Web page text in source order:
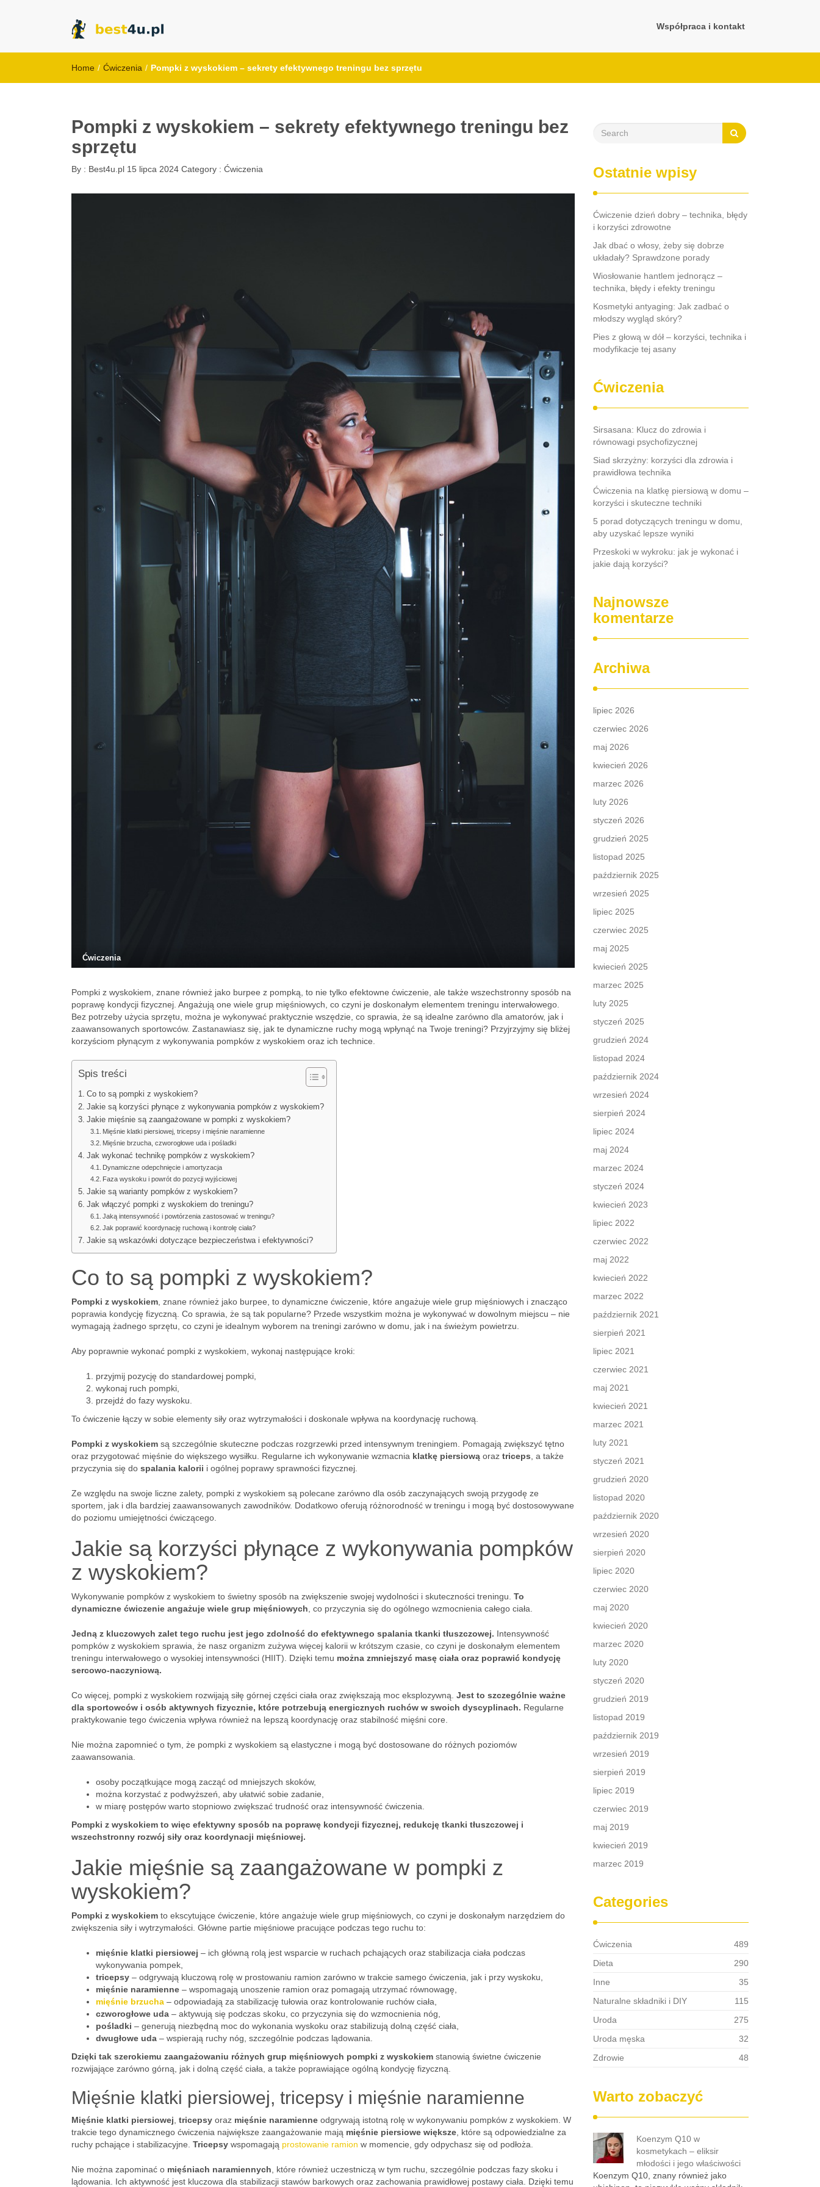
Współpraca i kontakt
Home / Ćwiczenia / Pompki z wyskokiem – sekrety efektywnego treningu bez sprzętu
Pompki z wyskokiem – sekrety efektywnego treningu bez
sprzętu
By : Best4u.pl 15 lipca 2024 Category : Ćwiczenia
Ćwiczenia
Pompki z wyskokiem, znane również jako burpee z pompką, to nie tylko efektowne ćwiczenie, ale także wszechstronny sposób na
poprawę kondycji fizycznej. Angażują one wiele grup mięśniowych, co czyni je doskonałym elementem treningu interwałowego.
Bez potrzeby użycia sprzętu, można je wykonywać praktycznie wszędzie, co sprawia, że są idealne zarówno dla amatorów, jak i
zaawansowanych sportowców. Zastanawiasz się, jak te dynamiczne ruchy mogą wpłynąć na Twoje treningi? Przyjrzyjmy się bliżej
korzyściom płynącym z wykonywania pompków z wyskokiem oraz ich technice.
Spis treści
Co to są pompki z wyskokiem?
Jakie są korzyści płynące z wykonywania pompków z wyskokiem?
Jakie mięśnie są zaangażowane w pompki z wyskokiem?
Mięśnie klatki piersiowej, tricepsy i mięśnie naramienne
Mięśnie brzucha, czworogłowe uda i pośladki
Jak wykonać technikę pompków z wyskokiem?
Dynamiczne odepchnięcie i amortyzacja
Faza wyskoku i powrót do pozycji wyjściowej
Jakie są warianty pompków z wyskokiem?
Jak włączyć pompki z wyskokiem do treningu?
Jaką intensywność i powtórzenia zastosować w treningu?
Jak poprawić koordynację ruchową i kontrolę ciała?
Jakie są wskazówki dotyczące bezpieczeństwa i efektywności?
Co to są pompki z wyskokiem?
Pompki z wyskokiem , znane również jako burpee, to dynamiczne ćwiczenie, które angażuje wiele grup mięśniowych i znacząco
poprawia kondycję fizyczną. Co sprawia, że są tak popularne? Przede wszystkim można je wykonywać w dowolnym miejscu – nie
wymagają żadnego sprzętu, co czyni je idealnym wyborem na treningi zarówno w domu, jak i na świeżym powietrzu.
Aby poprawnie wykonać pompki z wyskokiem, wykonaj następujące kroki:
przyjmij pozycję do standardowej pompki,
wykonaj ruch pompki,
przejdź do fazy wyskoku.
To ćwiczenie łączy w sobie elementy siły oraz wytrzymałości i doskonale wpływa na koordynację ruchową.
Pompki z wyskokiem są szczególnie skuteczne podczas rozgrzewki przed intensywnym treningiem. Pomagają zwiększyć tętno
oraz przygotować mięśnie do większego wysiłku. Regularne ich wykonywanie wzmacnia klatkę piersiową oraz triceps , a także
przyczynia się do spalania kalorii i ogólnej poprawy sprawności fizycznej.
Ze względu na swoje liczne zalety, pompki z wyskokiem są polecane zarówno dla osób zaczynających swoją przygodę ze
sportem, jak i dla bardziej zaawansowanych zawodników. Dodatkowo oferują różnorodność w treningu i mogą być dostosowywane
do poziomu umiejętności ćwiczącego.
Jakie są korzyści płynące z wykonywania pompków
z wyskokiem?
Wykonywanie pompków z wyskokiem to świetny sposób na zwiększenie swojej wydolności i skuteczności treningu. To
dynamiczne ćwiczenie angażuje wiele grup mięśniowych , co przyczynia się do ogólnego wzmocnienia całego ciała.
Jedną z kluczowych zalet tego ruchu jest jego zdolność do efektywnego spalania tkanki tłuszczowej. Intensywność
pompków z wyskokiem sprawia, że nasz organizm zużywa więcej kalorii w krótszym czasie, co czyni je doskonałym elementem
treningu interwałowego o wysokiej intensywności (HIIT). Dzięki temu można zmniejszyć masę ciała oraz poprawić kondycję
sercowo-naczyniową.
Co więcej, pompki z wyskokiem rozwijają siłę górnej części ciała oraz zwiększają moc eksplozywną. Jest to szczególnie ważne
dla sportowców i osób aktywnych fizycznie, które potrzebują energicznych ruchów w swoich dyscyplinach. Regularne
praktykowanie tego ćwiczenia wpływa również na lepszą koordynację oraz stabilność mięśni core.
Nie można zapomnieć o tym, że pompki z wyskokiem są elastyczne i mogą być dostosowane do różnych poziomów
zaawansowania.
osoby początkujące mogą zacząć od mniejszych skoków,
można korzystać z podwyższeń, aby ułatwić sobie zadanie,
w miarę postępów warto stopniowo zwiększać trudność oraz intensywność ćwiczenia.
Pompki z wyskokiem to więc efektywny sposób na poprawę kondycji fizycznej, redukcję tkanki tłuszczowej i
wszechstronny rozwój siły oraz koordynacji mięśniowej.
Jakie mięśnie są zaangażowane w pompki z
wyskokiem?
Pompki z wyskokiem to ekscytujące ćwiczenie, które angażuje wiele grup mięśniowych, co czyni je doskonałym narzędziem do
zwiększenia siły i wytrzymałości. Główne partie mięśniowe pracujące podczas tego ruchu to:
mięśnie klatki piersiowej – ich główną rolą jest wsparcie w ruchach pchających oraz stabilizacja ciała podczas
wykonywania pompek,
tricepsy – odgrywają kluczową rolę w prostowaniu ramion zarówno w trakcie samego ćwiczenia, jak i przy wyskoku,
mięśnie naramienne – wspomagają unoszenie ramion oraz pomagają utrzymać równowagę,
mięśnie brzucha – odpowiadają za stabilizację tułowia oraz kontrolowanie ruchów ciała,
czworogłowe uda – aktywują się podczas skoku, co przyczynia się do wzmocnienia nóg,
pośladki – generują niezbędną moc do wykonania wyskoku oraz stabilizują dolną część ciała,
dwugłowe uda – wspierają ruchy nóg, szczególnie podczas lądowania.
Dzięki tak szerokiemu zaangażowaniu różnych grup mięśniowych pompki z wyskokiem stanowią świetne ćwiczenie
rozwijające zarówno górną, jak i dolną część ciała, a także poprawiające ogólną kondycję fizyczną.
Mięśnie klatki piersiowej, tricepsy i mięśnie naramienne
Mięśnie klatki piersiowej tricepsy oraz mięśnie naramienne odgrywają istotną rolę w wykonywaniu pompków z wyskokiem. W
trakcie tego dynamicznego ćwiczenia największe zaangażowanie mają mięśnie piersiowe większe , które są odpowiedzialne za
ruchy pchające i stabilizacyjne. Tricepsy wspomagają prostowanie ramion w momencie, gdy odpychasz się od podłoża.
Nie można zapominać o mięśniach naramiennych , które również uczestniczą w tym ruchu, szczególnie podczas fazy skoku i
lądowania. Ich aktywność jest kluczowa dla stabilizacji stawów barkowych oraz zachowania prawidłowej postawy ciała. Dzięki temu
Ostatnie wpisy
Ćwiczenie dzień dobry – technika, błędy
i korzyści zdrowotne
Jak dbać o włosy, żeby się dobrze
układały? Sprawdzone porady
Wiosłowanie hantlem jednorącz –
technika, błędy i efekty treningu
Kosmetyki antyaging: Jak zadbać o
młodszy wygląd skóry?
Pies z głową w dół – korzyści, technika i
modyfikacje tej asany
Ćwiczenia
Sirsasana: Klucz do zdrowia i
równowagi psychofizycznej
Siad skrzyżny: korzyści dla zdrowia i
prawidłowa technika
Ćwiczenia na klatkę piersiową w domu –
korzyści i skuteczne techniki
5 porad dotyczących treningu w domu,
aby uzyskać lepsze wyniki
Przeskoki w wykroku: jak je wykonać i
jakie dają korzyści?
Najnowsze
komentarze
Archiwa
lipiec 2026
czerwiec 2026
maj 2026
kwiecień 2026
marzec 2026
luty 2026
styczeń 2026
grudzień 2025
listopad 2025
październik 2025
wrzesień 2025
lipiec 2025
czerwiec 2025
maj 2025
kwiecień 2025
marzec 2025
luty 2025
styczeń 2025
grudzień 2024
listopad 2024
październik 2024
wrzesień 2024
sierpień 2024
lipiec 2024
maj 2024
marzec 2024
styczeń 2024
kwiecień 2023
lipiec 2022
czerwiec 2022
maj 2022
kwiecień 2022
marzec 2022
październik 2021
sierpień 2021
lipiec 2021
czerwiec 2021
maj 2021
kwiecień 2021
marzec 2021
luty 2021
styczeń 2021
grudzień 2020
listopad 2020
październik 2020
wrzesień 2020
sierpień 2020
lipiec 2020
czerwiec 2020
maj 2020
kwiecień 2020
marzec 2020
luty 2020
styczeń 2020
grudzień 2019
listopad 2019
październik 2019
wrzesień 2019
sierpień 2019
lipiec 2019
czerwiec 2019
maj 2019
kwiecień 2019
marzec 2019
Categories
Ćwiczenia
489
Dieta
290
Inne
35
Naturalne składniki i DIY
115
Uroda
275
Uroda męska
32
Zdrowie
48
Warto zobaczyć
Koenzym Q10 w
kosmetykach – eliksir
młodości i jego właściwości
Koenzym Q10, znany również jako